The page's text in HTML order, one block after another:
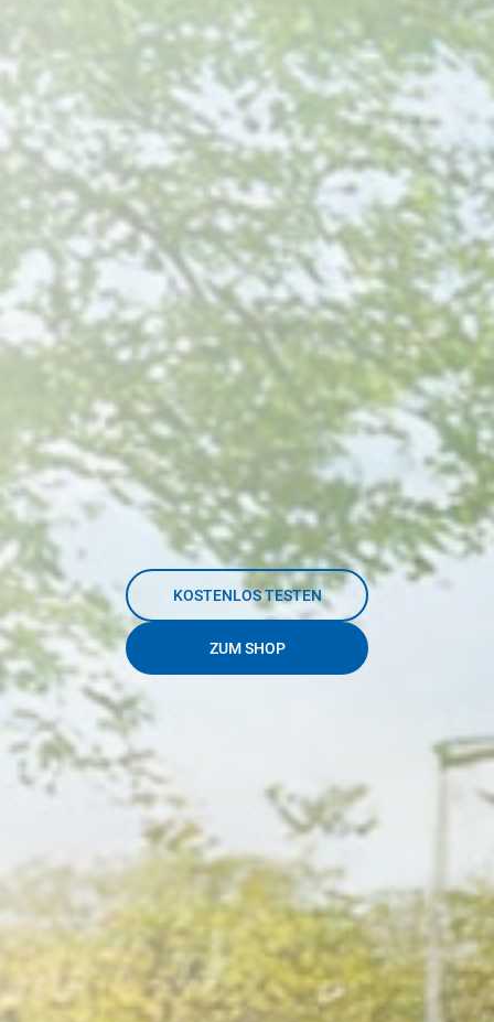
KOSTENLOS TESTEN
ZUM SHOP